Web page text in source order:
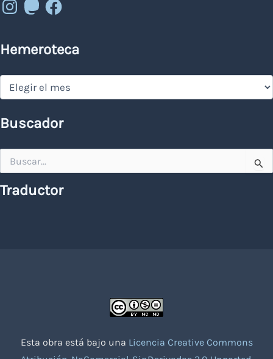
Hemeroteca
Hemeroteca
Buscador
por:
Traductor
Esta obra está bajo una Licencia Creative Commons